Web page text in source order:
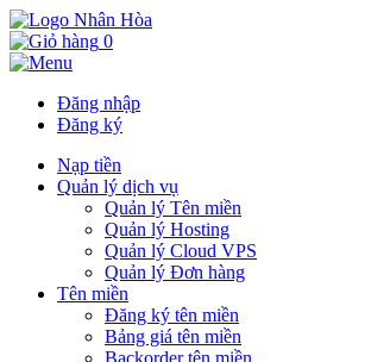
0
Đăng nhập
Đăng ký
Nạp tiền
Quản lý dịch vụ
Quản lý Tên miền
Quản lý Hosting
Quản lý Cloud VPS
Quản lý Đơn hàng
Tên miền
Đăng ký tên miền
Bảng giá tên miền
Backorder tên miền